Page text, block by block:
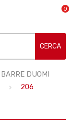
0
CERCA
BARRE DUOMI
206